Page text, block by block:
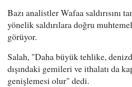
Bazı analistler Wafaa saldırısını
yönelik saldırılara doğru
görüyor.
Salah, "Daha büyük tehlike,
dışındaki gemileri ve ithalatı da
genişlemesi olur" dedi.